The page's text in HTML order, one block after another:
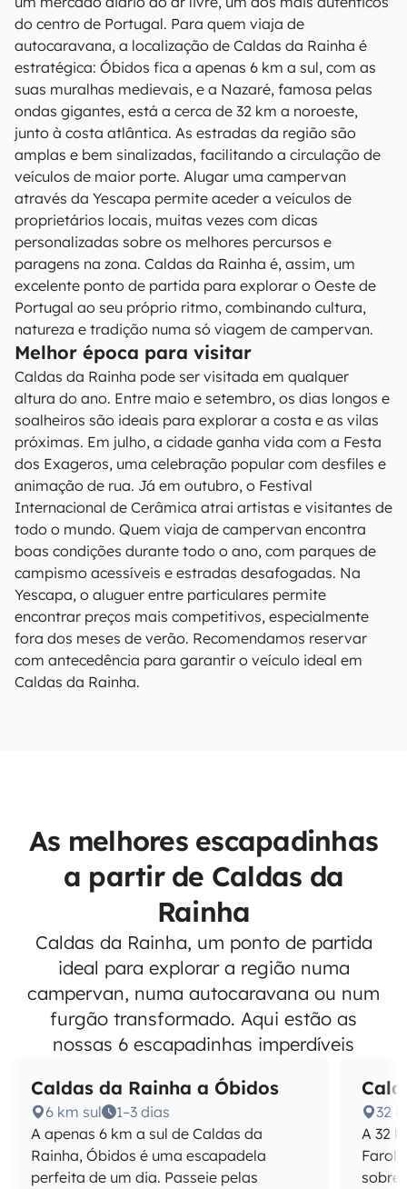
do centro de Portugal. Para quem viaja de
autocaravana, a localização de Caldas da Rainha é
estratégica: Óbidos fica a apenas 6 km a sul, com as
suas muralhas medievais, e a Nazaré, famosa pelas
ondas gigantes, está a cerca de 32 km a noroeste,
junto à costa atlântica. As estradas da região são
amplas e bem sinalizadas, facilitando a circulação de
veículos de maior porte. Alugar uma campervan
através da Yescapa permite aceder a veículos de
proprietários locais, muitas vezes com dicas
personalizadas sobre os melhores percursos e
paragens na zona. Caldas da Rainha é, assim, um
excelente ponto de partida para explorar o Oeste de
Portugal ao seu próprio ritmo, combinando cultura,
natureza e tradição numa só viagem de campervan.
Melhor época para visitar
Caldas da Rainha pode ser visitada em qualquer
altura do ano. Entre maio e setembro, os dias longos e
soalheiros são ideais para explorar a costa e as vilas
próximas. Em julho, a cidade ganha vida com a Festa
dos Exageros, uma celebração popular com desfiles e
animação de rua. Já em outubro, o Festival
Internacional de Cerâmica atrai artistas e visitantes de
todo o mundo. Quem viaja de campervan encontra
boas condições durante todo o ano, com parques de
campismo acessíveis e estradas desafogadas. Na
Yescapa, o aluguer entre particulares permite
encontrar preços mais competitivos, especialmente
fora dos meses de verão. Recomendamos reservar
com antecedência para garantir o veículo ideal em
Caldas da Rainha.
As melhores escapadinhas
a partir de Caldas da
Rainha
Caldas da Rainha, um ponto de partida
ideal para explorar a região numa
campervan, numa autocaravana ou num
furgão transformado. Aqui estão as
nossas 6 escapadinhas imperdíveis
Caldas da Rainha a Óbidos
6 km sul
1–3 dias
A apenas 6 km a sul de Caldas da
Rainha, Óbidos é uma escapadela
perfeita de um dia. Passeie pelas
32
A 32
Farol
sobre